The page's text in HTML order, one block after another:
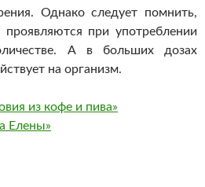
Однако следует помнить,
проявляются при употреблении
А в больших дозах
на организм.
из кофе и пива»
Елены»